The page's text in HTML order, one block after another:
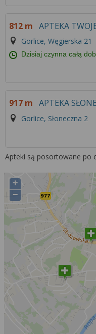
812 m APTEKA
Gorlice, Węgierska 21
Dzisiaj czynna całą
917 m APTEKA
Gorlice, Słoneczna 2
Apteki są posortowane po
+
−